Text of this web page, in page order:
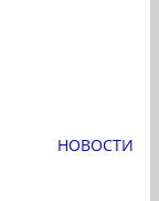
НОВОСТИ